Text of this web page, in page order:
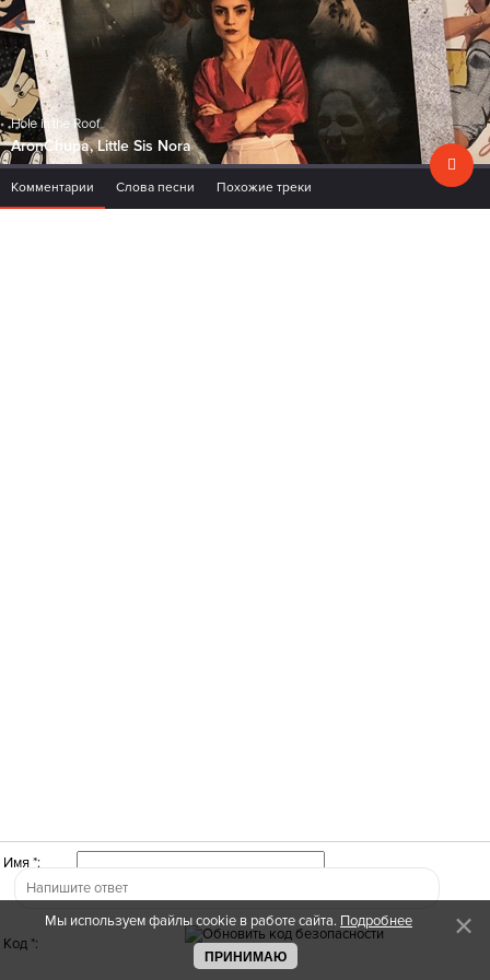
Hole in the Roof
AronChupa, Little Sis Nora
Комментарии Слова песни Похожие треки
Имя *:
Код *:
Мы используем файлы cookie в работе сайта. Подробнее
ПРИНИМАЮ